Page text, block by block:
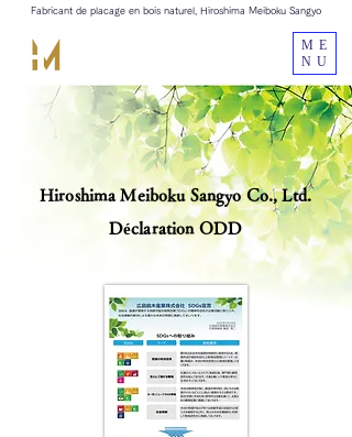
ME
NU
Fabricant de placage en bois naturel, Hiroshima Meiboku Sangyo
Hiroshima Meiboku Sangyo Co., Ltd.
Déclaration ODD